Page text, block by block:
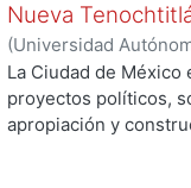
Nueva
(Universidad
de Servicios de
La Ciudad de
proyectos políticos,
apropiación y